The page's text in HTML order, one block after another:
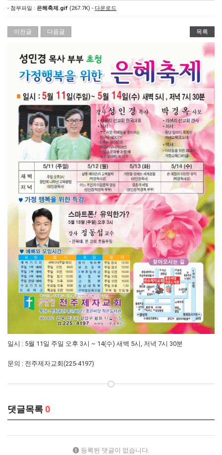
- 첨부파일 : 은헤축제.gif (267.7K) - 다운로드
이전글 다음글 목록
일시 : 5월 11일 주일 오후 3시 ~ 14(수) 새벽 5시, 저녁 7시 30분
문의 : 전주제자교회(225-4197)
댓글목록 0
등록된 댓글이 없습니다.